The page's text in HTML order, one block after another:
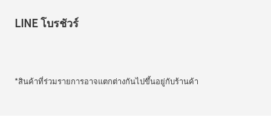
LINE โบรชัวร์
*สินค้าที่ร่วมรายการอาจแตกต่างกันไปขึ้นอยู่กับร้านค้า